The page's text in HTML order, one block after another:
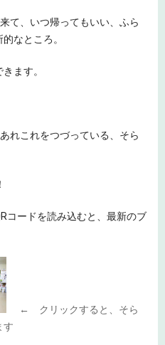
て、いつ帰ってもいい、ふら
なところ。
ます。
れこれをつづっている、そら
コードを読み込むと、最新のブ
← クリックすると、そら
す